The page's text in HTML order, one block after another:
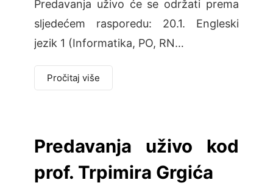
Predavanja uživo će se održati prema
sljedećem rasporedu: 20.1. Engleski
jezik 1 (Informatika, PO, RN…
Pročitaj više
Predavanja uživo kod
prof. Trpimira Grgića